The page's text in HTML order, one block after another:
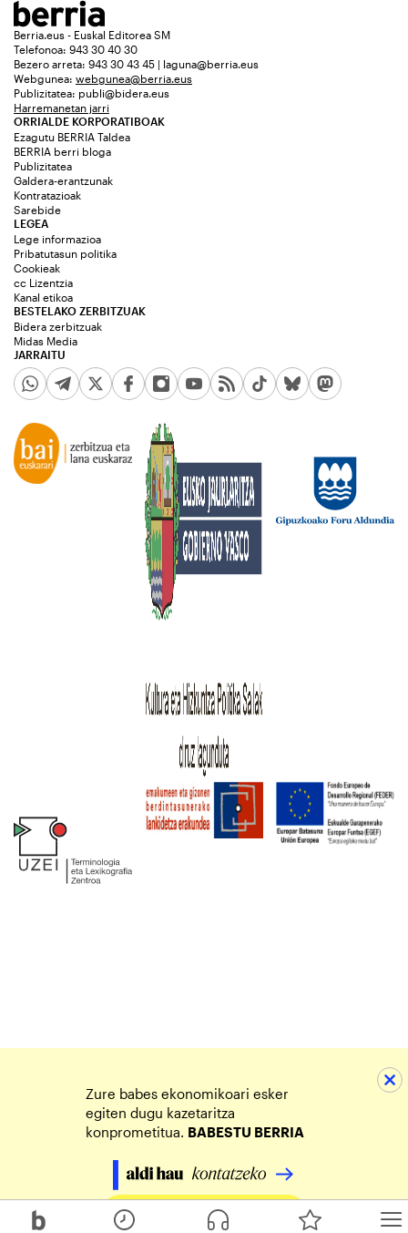
Berria.eus - Euskal Editorea SM
Telefonoa: 943 30 40 30
Bezero arreta: 943 30 43 45 | laguna@berria.eus
Webgunea: webgunea@berria.eus
Publizitatea: publi@bidera.eus
Harremanetan jarri
ORRIALDE KORPORATIBOAK
Ezagutu BERRIA Taldea
BERRIA berri bloga
Publizitatea
Galdera-erantzunak
Kontratazioak
Sarebide
JARRAITU
LEGEA
Lege informazioa
Pribatutasun politika
Cookieak
cc Lizentzia
Kanal etikoa
BESTELAKO ZERBITZUAK
Bidera zerbitzuak
Midas Media
Zure babes ekonomikoari esker
egiten dugu kazetaritza
konprometitua. BABESTU BERRIA
Egin zure ekarpena